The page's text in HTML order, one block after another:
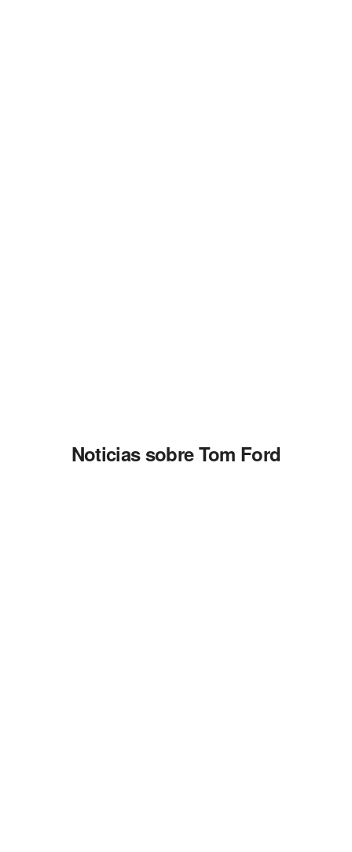
Noticias sobre Tom Ford